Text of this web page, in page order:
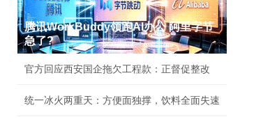
腾讯WorkBuddy领跑AI办公 阿里字节
急了?
官方回应西安国企拖欠工程款：正督促整改
统一冰火两重天：方便面独撑，饮料全面失速